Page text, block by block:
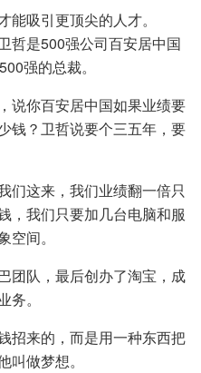
哲是500强公司百安居中国
强的总裁。
说你百安居中国如果业绩要
钱？卫哲说要个三五年，要
们这来，我们业绩翻一倍只
，我们只要加几台电脑和服
间。
团队，最后创办了淘宝，成
。
招来的，而是用一种东西把
做梦想。